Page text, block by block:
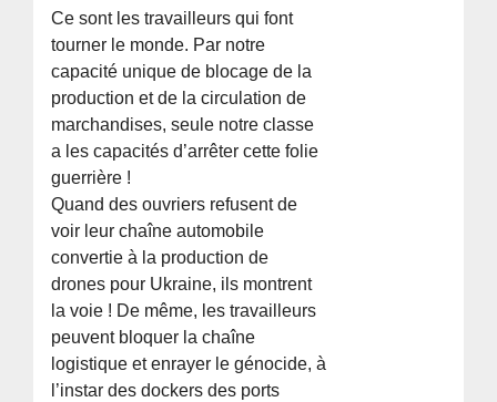
Ce sont les travailleurs qui font
tourner le monde. Par notre
capacité unique de blocage de la
production et de la circulation de
marchandises, seule notre classe
a les capacités d’arrêter cette folie
guerrière !
Quand des ouvriers refusent de
voir leur chaîne automobile
convertie à la production de
drones pour Ukraine, ils montrent
la voie ! De même, les travailleurs
peuvent bloquer la chaîne
logistique et enrayer le génocide, à
l’instar des dockers des ports